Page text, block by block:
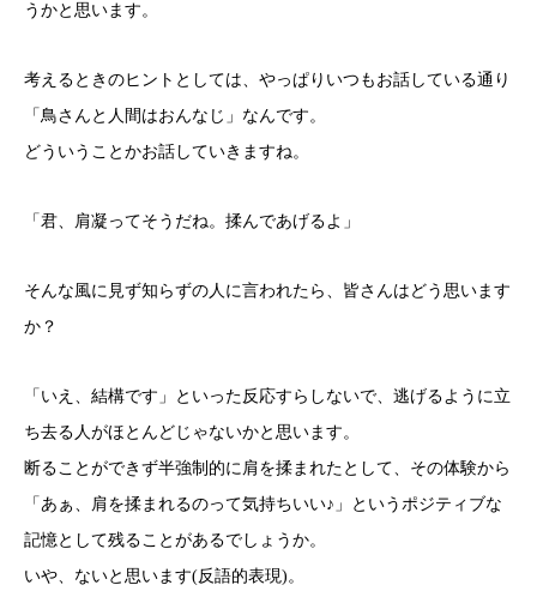
うかと思います。
考えるときのヒントとしては、やっぱりいつもお話している通り
「鳥さんと人間はおんなじ」なんです。
どういうことかお話していきますね。
「君、肩凝ってそうだね。揉んであげるよ」
そんな風に見ず知らずの人に言われたら、皆さんはどう思います
か？
「いえ、結構です」といった反応すらしないで、逃げるように立
ち去る人がほとんどじゃないかと思います。
断ることができず半強制的に肩を揉まれたとして、その体験から
「あぁ、肩を揉まれるのって気持ちいい♪」というポジティブな
記憶として残ることがあるでしょうか。
いや、ないと思います(反語的表現)。